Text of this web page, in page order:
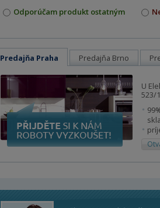
Odporúčam produkt ostatným
Predajňa Praha Predajňa Brno
U
523/